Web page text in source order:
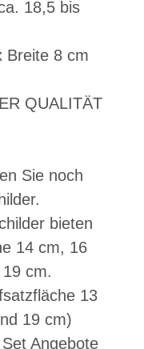
18,5 bis
Breite 8 cm
QUALITÄT
Sie noch
bieten
14 cm, 16
cm.
13
19 cm)
Angebote